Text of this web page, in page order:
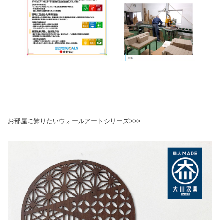
お部屋に飾りたいウォールアートシリーズ>>>